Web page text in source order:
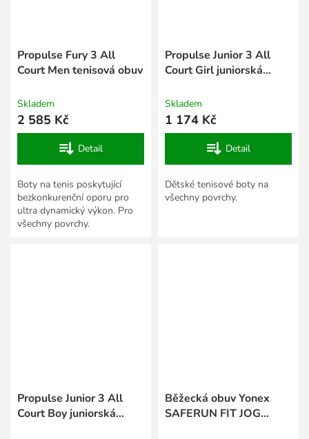
Propulse Fury 3 All
Court Men tenisová obuv
Skladem
2 585 Kč
Detail
Boty na tenis poskytující
bezkonkurenční oporu pro
ultra dynamický výkon. Pro
všechny povrchy.
Propulse Junior 3 All
Court Girl juniorská
Skladem
1 174 Kč
Detail
Dětské tenisové boty na
všechny povrchy.
Propulse Junior 3 All
Court Boy juniorská
Běžecká obuv Yonex
SAFERUN FIT JOG